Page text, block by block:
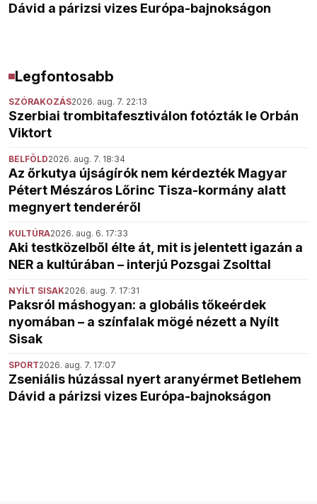
Dávid a párizsi vizes Európa-bajnokságon
Legfontosabb
SZÓRAKOZÁS2026. aug. 7. 22:13
Szerbiai trombitafesztiválon fotózták le Orbán
Viktort
BELFÖLD2026. aug. 7. 18:34
Az őrkutya újságírók nem kérdezték Magyar
Pétert Mészáros Lőrinc Tisza-kormány alatt
megnyert tenderéről
KULTÚRA2026. aug. 6. 17:33
Aki testközelből élte át, mit is jelentett igazán a
NER a kultúrában – interjú Pozsgai Zsolttal
NYÍLT SISAK2026. aug. 7. 17:31
Paksról máshogyan: a globális tőkeérdek
nyomában – a színfalak mögé nézett a Nyílt
Sisak
SPORT2026. aug. 7. 17:07
Zseniális húzással nyert aranyérmet Betlehem
Dávid a párizsi vizes Európa-bajnokságon